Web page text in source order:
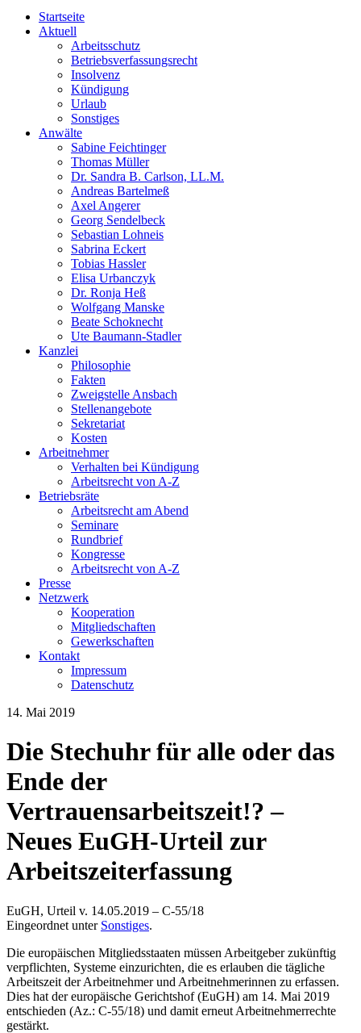
Startseite
Aktuell
Arbeitsschutz
Betriebsverfassungsrecht
Insolvenz
Kündigung
Urlaub
Sonstiges
Anwälte
Sabine Feichtinger
Thomas Müller
Dr. Sandra B. Carlson, LL.M.
Andreas Bartelmeß
Axel Angerer
Georg Sendelbeck
Sebastian Lohneis
Sabrina Eckert
Tobias Hassler
Elisa Urbanczyk
Dr. Ronja Heß
Wolfgang Manske
Beate Schoknecht
Ute Baumann-Stadler
Kanzlei
Philosophie
Fakten
Zweigstelle Ansbach
Stellenangebote
Sekretariat
Kosten
Arbeitnehmer
Verhalten bei Kündigung
Arbeitsrecht von A-Z
Betriebsräte
Arbeitsrecht am Abend
Seminare
Rundbrief
Kongresse
Arbeitsrecht von A-Z
Presse
Netzwerk
Kooperation
Mitgliedschaften
Gewerkschaften
Kontakt
Impressum
Datenschutz
14. Mai 2019
Die Stechuhr für alle oder das
Ende der
Vertrauensarbeitszeit!? –
Neues EuGH-Urteil zur
Arbeitszeiterfassung
EuGH, Urteil v. 14.05.2019 – C-55/18
Eingeordnet unter Sonstiges.
Die europäischen Mitgliedsstaaten müssen Arbeitgeber zukünftig
verpflichten, Systeme einzurichten, die es erlauben die tägliche
Arbeitszeit der Arbeitnehmer und Arbeitnehmerinnen zu erfassen.
Dies hat der europäische Gerichtshof (EuGH) am 14. Mai 2019
entschieden (Az.: C-55/18) und damit erneut Arbeitnehmerrechte
gestärkt.